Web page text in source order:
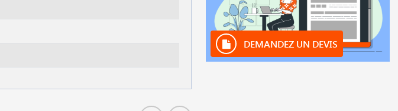
DEMANDEZ UN DEVIS